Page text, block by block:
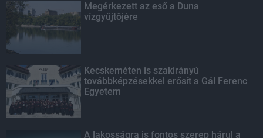
Megérkezett az eső a Duna
vízgyűjtőjére
Kecskeméten is szakirányú
továbbképzésekkel erősít a Gál Ferenc
Egyetem
A lakosságra is fontos szerep hárul a